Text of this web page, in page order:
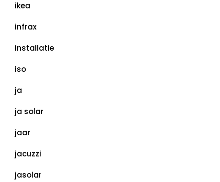
ikea
infrax
installatie
iso
ja
ja solar
jaar
jacuzzi
jasolar